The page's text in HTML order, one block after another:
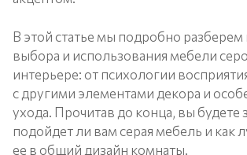
В этой статье мы подробно разберем
выбора и использования мебели
интерьере: от психологии
с другими элементами декора и
ухода. Прочитав до конца, вы будете
подойдет ли вам серая мебель и как
ее в общий дизайн комнаты.